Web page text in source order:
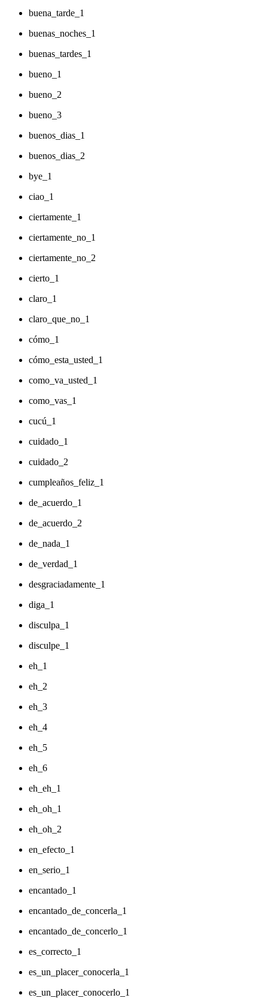
buena_tarde_1
buenas_noches_1
buenas_tardes_1
bueno_1
bueno_2
bueno_3
buenos_dias_1
buenos_dias_2
bye_1
ciao_1
ciertamente_1
ciertamente_no_1
ciertamente_no_2
cierto_1
claro_1
claro_que_no_1
cómo_1
cómo_esta_usted_1
como_va_usted_1
como_vas_1
cucú_1
cuidado_1
cuidado_2
cumpleaños_feliz_1
de_acuerdo_1
de_acuerdo_2
de_nada_1
de_verdad_1
desgraciadamente_1
diga_1
disculpa_1
disculpe_1
eh_1
eh_2
eh_3
eh_4
eh_5
eh_6
eh_eh_1
eh_oh_1
eh_oh_2
en_efecto_1
en_serio_1
encantado_1
encantado_de_concerla_1
encantado_de_concerlo_1
es_correcto_1
es_un_placer_conocerla_1
es_un_placer_conocerlo_1